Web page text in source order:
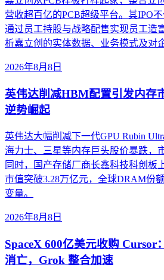
营收超百亿的PCB超级平台。其IPO
通过员工持股与战略配售实现员工造
析嘉立创的实体数据、业务模式及对
2026年8月8日
英伟达削减HBM配置引发内存
逆势崛起
英伟达大幅削减下一代GPU Rubin
海力士、三星等内存巨头股价暴跌，
同时，国产存储厂商长鑫科技科创板
市值突破3.28万亿元，全球DRAM份
变量。
2026年8月8日
SpaceX 600亿美元收购 Cursor
消亡，Grok 整合加速